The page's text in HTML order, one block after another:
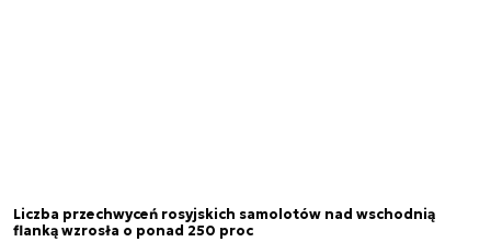
Liczba przechwyceń rosyjskich samolotów nad wschodnią
flanką wzrosła o ponad 250 proc